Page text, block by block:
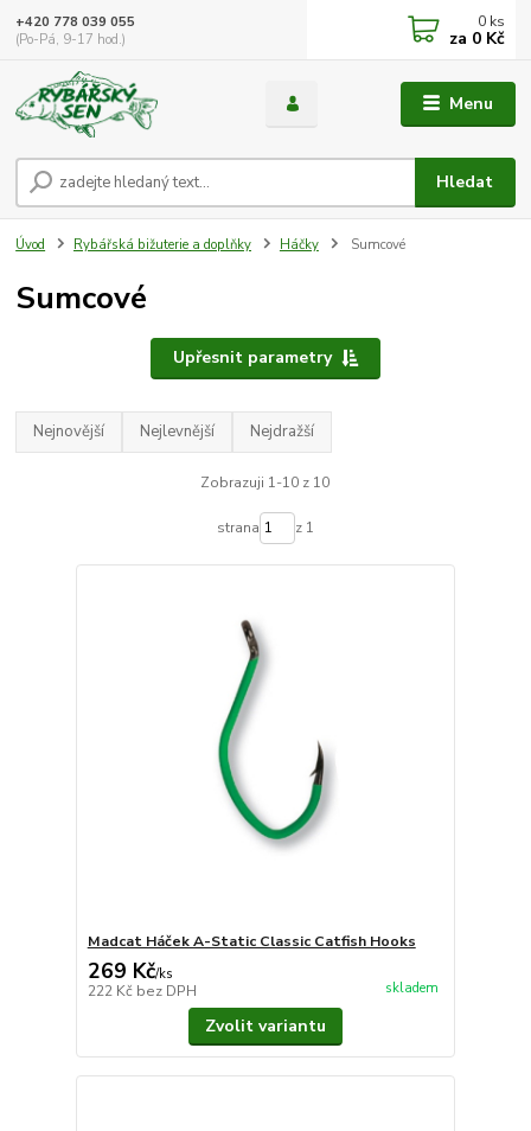
Menu
Hledat
+420 778 039 055
(Po-Pá, 9-17 hod.)
0 ks
za 0 Kč
Úvod Rybářská bižuterie a doplňky Háčky Sumcové
Sumcové
Upřesnit parametry
Nejnovější Nejlevnější Nejdražší
Zobrazuji 1-10 z 10
strana z 1
Madcat Háček A-Static Classic Catfish Hooks
269 Kč/ks
222 Kč bez DPH skladem
Zvolit variantu